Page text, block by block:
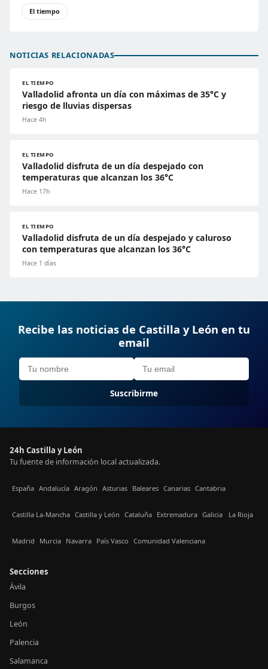
El tiempo
NOTICIAS RELACIONADAS
EL TIEMPO
Valladolid afronta un día con máximas de 35°C y
riesgo de lluvias dispersas
Hace 4h
EL TIEMPO
Valladolid disfruta de un día despejado con
temperaturas que alcanzan los 36°C
Hace 17h
EL TIEMPO
Valladolid disfruta de un día despejado y caluroso
con temperaturas que alcanzan los 36°C
Hace 1 días
Recibe las noticias de Castilla y León en tu
email
Suscribirme
24h Castilla y León
Tu fuente de información local actualizada.
España Andalucía Aragón Asturias Baleares Canarias Cantabria
Castilla La-Mancha Castilla y León Cataluña Extremadura Galicia La Rioja
Madrid Murcia Navarra País Vasco Comunidad Valenciana
Secciones
Ávila
Burgos
León
Palencia
Salamanca